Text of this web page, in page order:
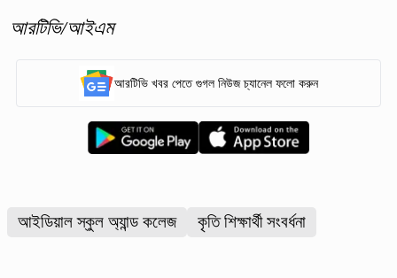
আরটিভি/আইএম
আরটিভি খবর পেতে গুগল নিউজ চ্যানেল ফলো করুন
আইডিয়াল স্কুল অ্যান্ড কলেজ কৃতি শিক্ষার্থী সংবর্ধনা